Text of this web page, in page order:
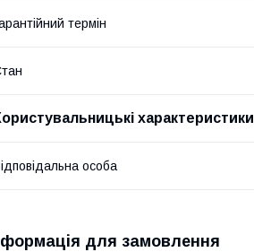
термін
характеристики
особа
для замовлення